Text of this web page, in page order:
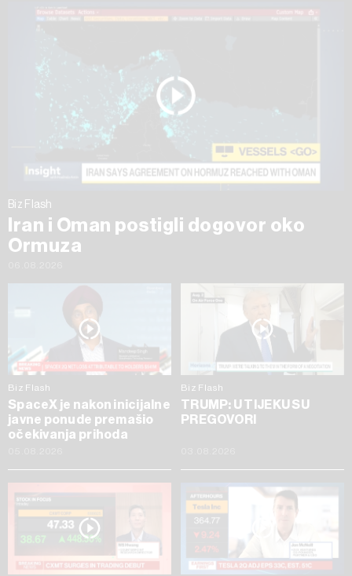
Biz Flash
Iran i Oman postigli dogovor oko
Ormuza
Biz Flash
SpaceX je nakon inicijalne
javne ponude premašio
očekivanja prihoda
Biz Flash
TRUMP: U TIJEKU SU
PREGOVORI